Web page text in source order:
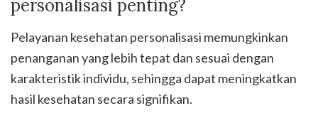
personalisasi penting?
Pelayanan kesehatan personalisasi memungkinkan
penanganan yang lebih tepat dan sesuai dengan
karakteristik individu, sehingga dapat meningkatkan
hasil kesehatan secara signifikan.